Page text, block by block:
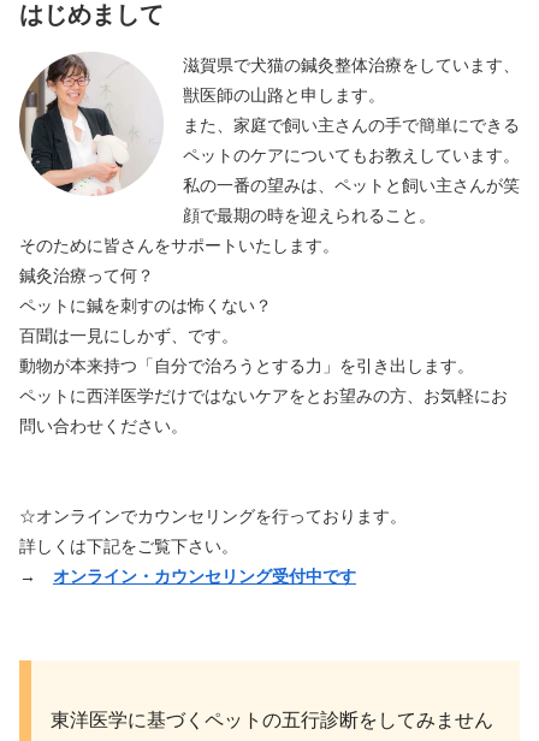
はじめまして
滋賀県で犬猫の鍼灸整体治療をしています、
獣医師の山路と申します。
また、家庭で飼い主さんの手で簡単にできる
ペットのケアについてもお教えしています。
私の一番の望みは、ペットと飼い主さんが笑
顔で最期の時を迎えられること。
そのために皆さんをサポートいたします。
鍼灸治療って何？
ペットに鍼を刺すのは怖くない？
百聞は一見にしかず、です。
動物が本来持つ「自分で治ろうとする力」を引き出します。
ペットに西洋医学だけではないケアをとお望みの方、お気軽にお
問い合わせください。
☆オンラインでカウンセリングを行っております。
詳しくは下記をご覧下さい。
→ オンライン・カウンセリング受付中です
東洋医学に基づくペットの五行診断をしてみません